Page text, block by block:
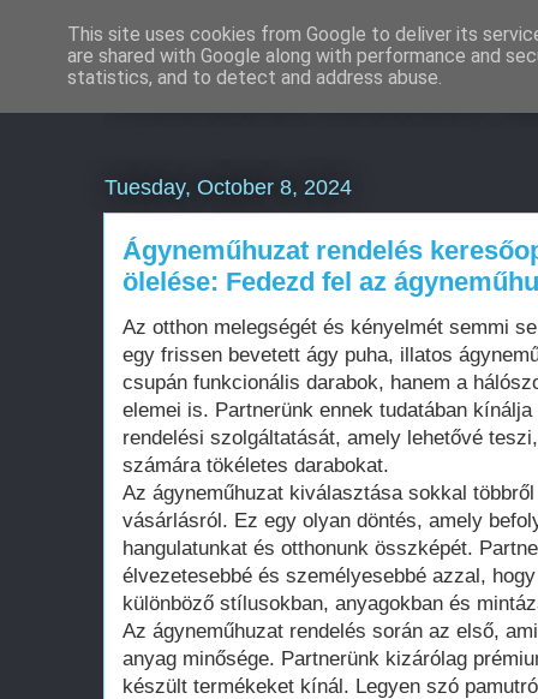
Weboldal készítés
Tuesday, October 8, 2024
Ágyneműhuzat rendelés
ölelése: Fedezd fel az
Az otthon melegségét és kényelmét semmi
egy frissen bevetett ágy puha, illatos
csupán funkcionális darabok, hanem a
elemei is. Partnerünk ennek tudatában
rendelési szolgáltatását, amely lehetővé
számára tökéletes darabokat.
Az ágyneműhuzat kiválasztása sokkal
vásárlásról. Ez egy olyan döntés, amely
hangulatunkat és otthonunk összképét.
élvezetesebbé és személyesebbé azzal,
különböző stílusokban, anyagokban és
Az ágyneműhuzat rendelés során az első,
anyag minősége. Partnerünk kizárólag
készült termékeket kínál. Legyen szó
This site uses cookies from Google to deliver its
are shared with Google along with performance and
statistics, and to detect and address abuse.